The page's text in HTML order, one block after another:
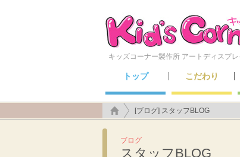
キッズコーナー製作所 アートディスプレ
トップ こだわり
アートディスプレイのこだ
こんなところにも施工できま
[ブログ] スタッフBLOG
ブログ
スタッフBLOG